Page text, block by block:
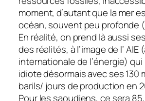
moment, d’autant que la mer
océan, souvent peu profonde
En réalité, on prend là aussi
des réalités, à l’image de l’ AIE
internationale de l’énergie)
idiote désormais avec ses 130
barils/ jours de production en
Pour les saoudiens, ce sera